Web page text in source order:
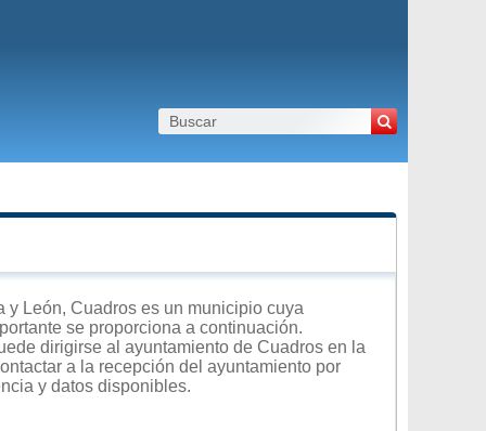
León, Cuadros es un municipio cuya
se proporciona a continuación.
dirigirse al ayuntamiento de Cuadros en la
a la recepción del ayuntamiento por
y datos disponibles.